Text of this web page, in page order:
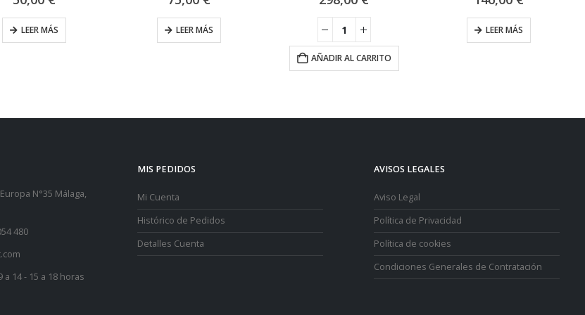
LEER MÁS LEER MÁS
AÑADIR AL CARRITO
LEER MÁS
N°35 Málaga,
480
a 14 - 15 a 18 horas
MIS PEDIDOS
Mi Cuenta
Histórico de Pedidos
Detalles Cuenta
AVISOS LEGALES
Aviso Legal
Política de Privacidad
Política de cookies
Condiciones Generales de Contratación